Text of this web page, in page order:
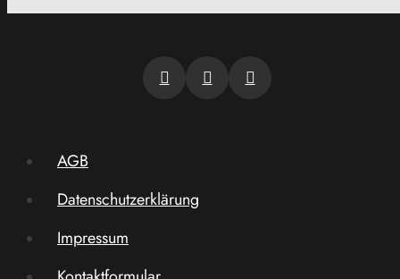
AGB
Datenschutzerklärung
Impressum